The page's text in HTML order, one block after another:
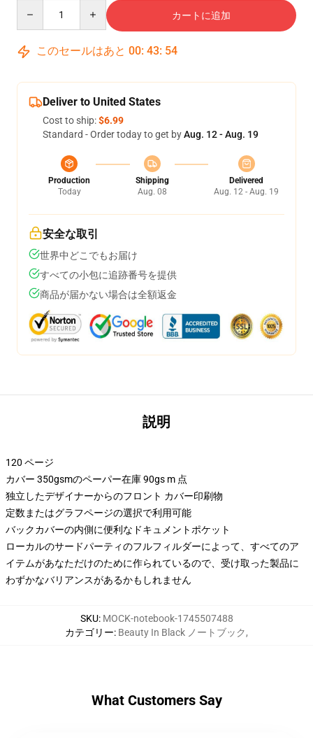
カートに追加
このセールはあと 00: 43: 53
Deliver to United States
Cost to ship:$6.99
Standard - Order today to get byAug. 12 - Aug. 19
Production
Today
Shipping
Aug. 08
Delivered
Aug. 12 - Aug. 19
安全な取引
世界中どこでもお届け
すべての小包に追跡番号を提供
商品が届かない場合は全額返金
説明
120 ページ
カバー 350gsmのペーパー在庫 90gs m 点
独立したデザイナーからのフロント カバー印刷物
定数またはグラフページの選択で利用可能
バックカバーの内側に便利なドキュメントポケット
ローカルのサードパーティのフルフィルダーによって、すべてのア
イテムがあなただけのために作られているので、受け取った製品に
わずかなバリアンスがあるかもしれません
SKU: MOCK-notebook-1745507488
カテゴリー: Beauty In Black ノートブック,
What Customers Say